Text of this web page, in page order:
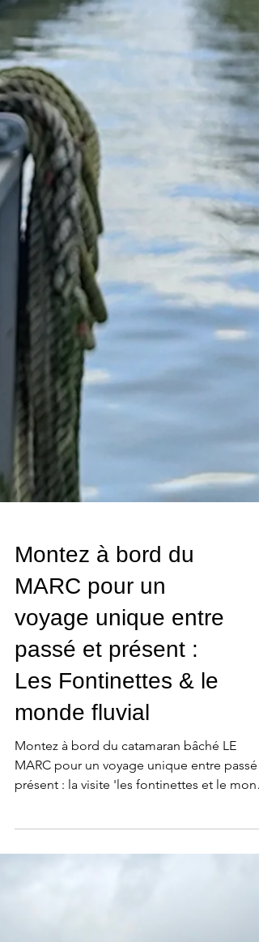
Montez à bord du
MARC pour un
voyage unique entre
passé et présent :
monde fluvial
Montez à bord du catamaran bâché LE
présent : la visite 'les fontinettes et le
fluvial' va vous surprendre !